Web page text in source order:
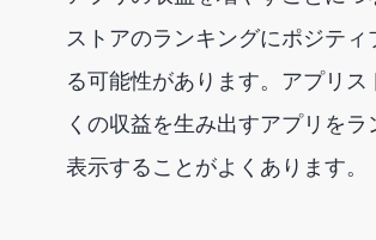
ストアのランキングにポジティ
る可能性があります。アプリス
くの収益を生み出すアプリを
表示することがよくあります。